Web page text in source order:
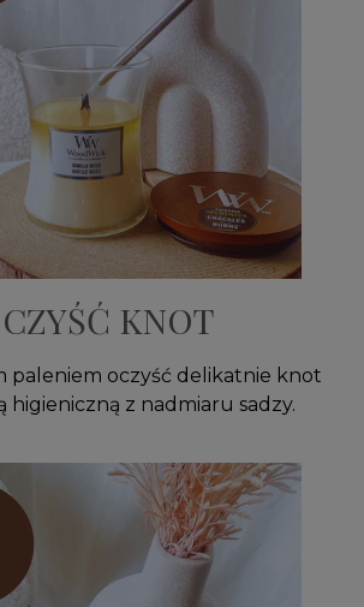
KNOT
paleniem oczyść delikatnie knot
higieniczną z nadmiaru sadzy.